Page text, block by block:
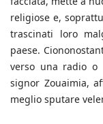
religiose e,
trascinati loro
paese.
verso una radio o
signor Zouaimia,
meglio sputare